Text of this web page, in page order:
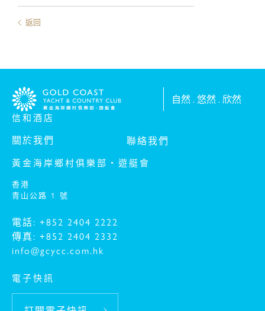
返回
自然 . 悠然 . 欣然
信和酒店
關於我們 聯絡我們
黃金海岸鄉村俱樂部‧遊艇會
香港
青山公路 1 號
電話: +852 2404 2222
傳真: +852 2404 2332
info@gcycc.com.hk
電子快訊